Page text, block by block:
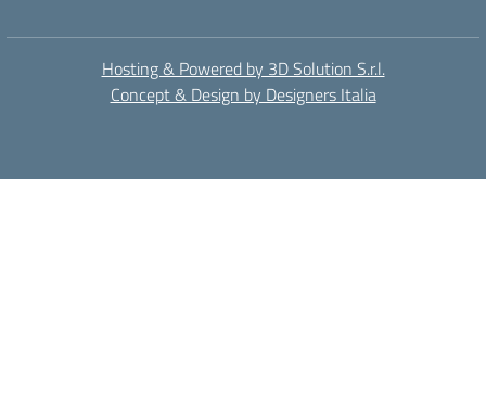
Hosting & Powered by 3D Solution S.r.l.
Concept & Design by Designers Italia